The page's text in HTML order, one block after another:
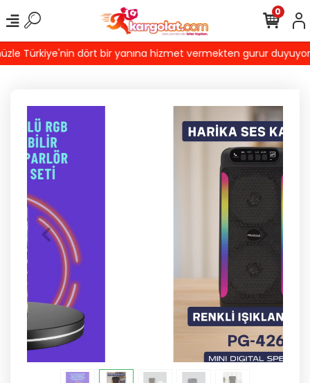
Türkiye'nin dört bir yanına hizmet vermekten gurur
0